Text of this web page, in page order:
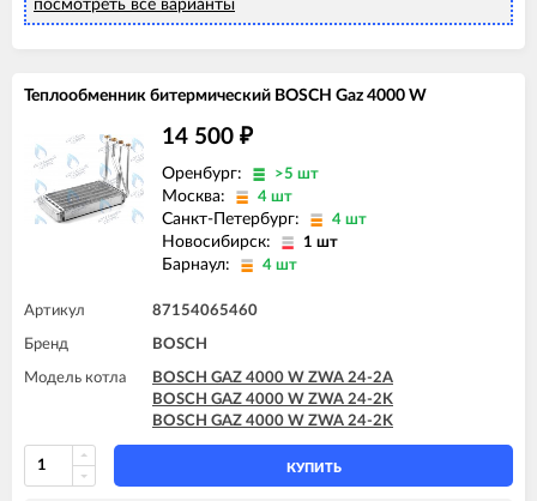
посмотреть все варианты
Теплообменник битермический BOSCH Gaz 4000 W
14 500 ₽
Оренбург: >5 шт
Москва: 4 шт
Санкт-Петербург: 4 шт
Новосибирск: 1 шт
Барнаул: 4 шт
Артикул 87154065460
Бренд BOSCH
Модель котла
BOSCH GAZ 4000 W ZWA 24-2A
BOSCH GAZ 4000 W ZWA 24-2K
BOSCH GAZ 4000 W ZWA 24-2K
КУПИТЬ